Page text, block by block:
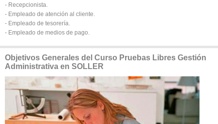
- Recepcionista.
- Empleado de atención al cliente.
- Empleado de tesorería.
- Empleado de medios de pago.
Objetivos Generales del Curso Pruebas Libres Gestión
Administrativa en SOLLER